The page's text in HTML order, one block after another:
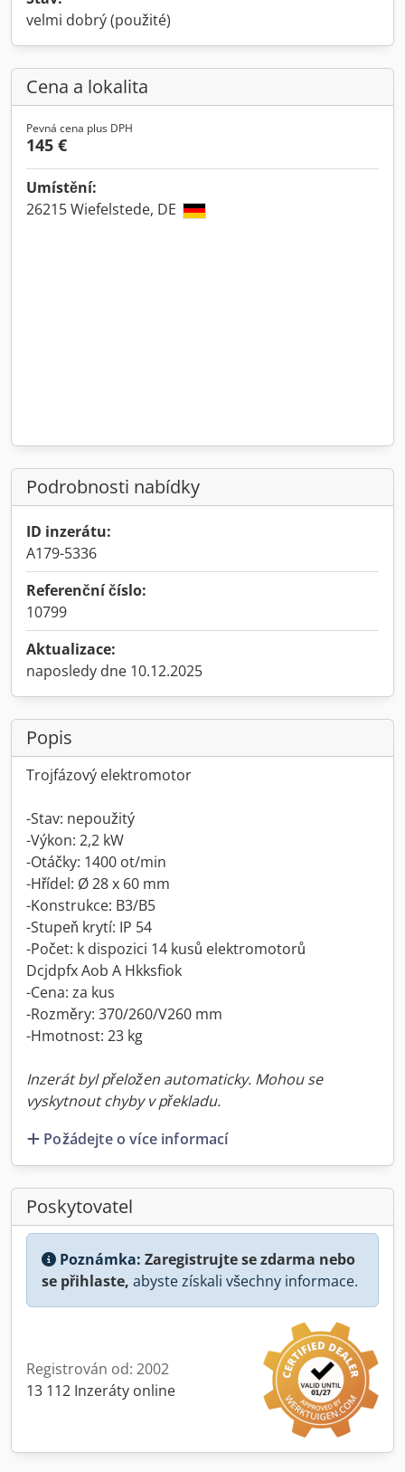
velmi dobrý (použité)
Cena a lokalita
Pevná cena plus DPH
145 €
Umístění:
26215 Wiefelstede, DE
Podrobnosti nabídky
ID inzerátu:
A179-5336
Referenční číslo:
10799
Aktualizace:
naposledy dne 10.12.2025
Popis
Trojfázový elektromotor
-Stav: nepoužitý
-Výkon: 2,2 kW
-Otáčky: 1400 ot/min
-Hřídel: Ø 28 x 60 mm
-Konstrukce: B3/B5
-Stupeň krytí: IP 54
-Počet: k dispozici 14 kusů elektromotorů
Dcjdpfx Aob A Hkksfiok
-Cena: za kus
-Rozměry: 370/260/V260 mm
-Hmotnost: 23 kg
Inzerát byl přeložen automaticky. Mohou se
vyskytnout chyby v překladu.
Požádejte o více informací
Poskytovatel
Poznámka: Zaregistrujte se zdarma nebo
se přihlaste, abyste získali všechny informace.
Registrován od: 2002
13 112 Inzeráty online